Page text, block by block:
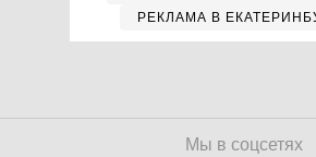
РЕКЛАМА В
Мы в соцсетях